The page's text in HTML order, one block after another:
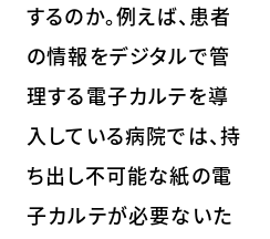
するのか。例えば、患者
の情報をデジタルで管
理する電子カルテを導
入している病院では、持
ち出し不可能な紙の電
子カルテが必要ないた